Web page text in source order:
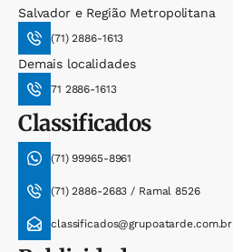
Salvador e Região Metropolitana
(71) 2886-1613
Demais localidades
71 2886-1613
Classificados
(71) 99965-8961
(71) 2886-2683 / Ramal 8526
classificados@grupoatarde.com.br